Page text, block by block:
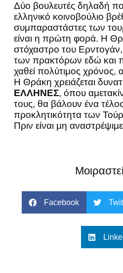
Δύο βουλευτές δηλαδή
ελληνικό κοινοβούλιο
συμπαραστάστες των
είναι η πρώτη φορά. Η
στόχαστρο του Ερντογάν,
των πρακτόρων εδώ και
χαθεί πολύτιμος χρόνος,
Η Θράκη χρειάζεται
ΕΛΛΗΝΕΣ, όπου
τους, θα βάλουν ένα
προκλητικότητα των
Πριν είναι μη
Facebook